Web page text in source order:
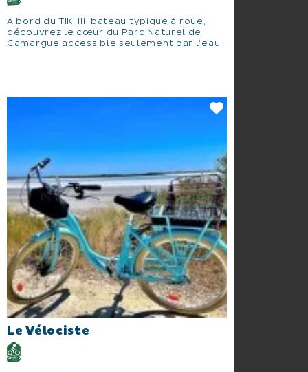
A bord du TIKI III, bateau typique à roue,
découvrez le cœur du Parc Naturel de
Camargue accessible seulement par l’eau.
Le Vélociste